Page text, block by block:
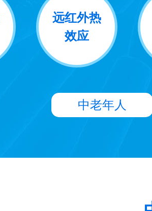
远红外热
效应
中老年人